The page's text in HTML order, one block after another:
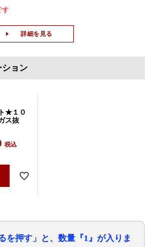
す
詳細を見る
ョン
★１０
ス抜
税込
を押す」と、数量『1』が入りま